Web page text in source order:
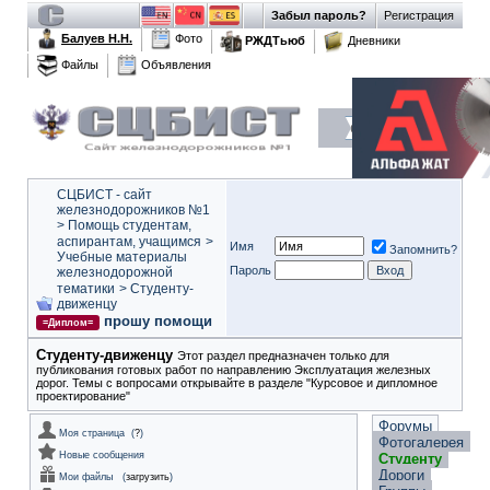
Регистрация
Забыл пароль?
Балуев Н.Н.
Фото РЖДТьюб
Дневники
Файлы
Объявления
СЦБИСТ - сайт
железнодорожников №1
> Помощь студентам,
аспирантам, учащимся >
Учебные материалы
железнодорожной
тематики > Студенту-
движeнцу
=Диплом= прошу помощи
Имя
Запомнить?
Пароль
Студенту-движeнцу Этот раздел предназначен только для
публикования готовых работ по направлению Эксплуатация железных
дорог. Темы с вопросами открывайте в разделе "Курсовое и дипломное
проектирование"
Моя страница (?)
Новые сообщения
Мои файлы
(загрузить)
Форумы
Фотогалерея
Студенту
Дороги